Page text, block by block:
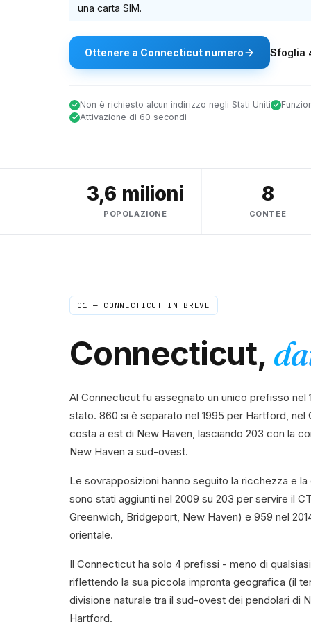
una carta SIM.
Ottenere a Connecticut numero Sfoglia
Non è richiesto alcun indirizzo negli Stati Uniti
Attivazione di 60 secondi
3,6 milioni
POPOLAZIONE
8
CONTEE
01 — CONNECTICUT IN BREVE
Connecticut,
Al Connecticut fu assegnato un unico prefisso nel
stato. 860 si è separato nel 1995 per Hartford, nel
costa a est di New Haven, lasciando 203 con la
New Haven a sud-ovest.
Le sovrapposizioni hanno seguito la ricchezza e
sono stati aggiunti nel 2009 su 203 per servire il
Greenwich, Bridgeport, New Haven) e 959 nel
orientale.
Il Connecticut ha solo 4 prefissi - meno di
riflettendo la sua piccola impronta geografica (il
divisione naturale tra il sud-ovest dei pendolari di
Hartford.